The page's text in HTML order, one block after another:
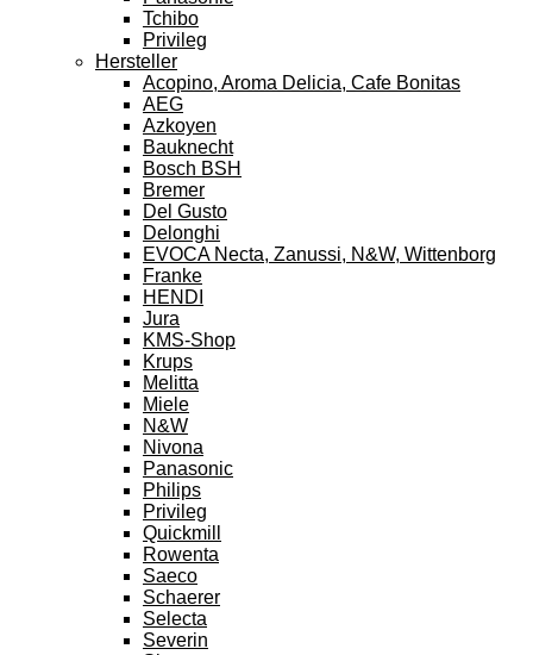
Tchibo
Privileg
Hersteller
Acopino, Aroma Delicia, Cafe Bonitas
AEG
Azkoyen
Bauknecht
Bosch BSH
Bremer
Del Gusto
Delonghi
EVOCA Necta, Zanussi, N&W, Wittenborg
Franke
HENDI
Jura
KMS-Shop
Krups
Melitta
Miele
N&W
Nivona
Panasonic
Philips
Privileg
Quickmill
Rowenta
Saeco
Schaerer
Selecta
Severin